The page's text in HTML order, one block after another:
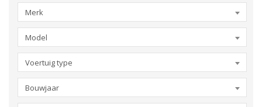
Merk
Model
Voertuig type
Bouwjaar